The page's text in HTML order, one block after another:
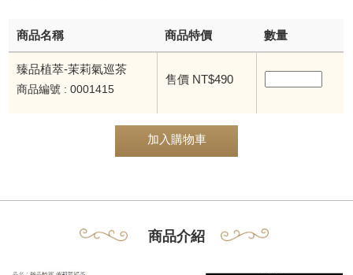
商品名稱 商品特價 數量
臻品植萃-茉莉氣巡茶
商品編號 : 0001415
售價 NT$490
加入購物車
商品介紹